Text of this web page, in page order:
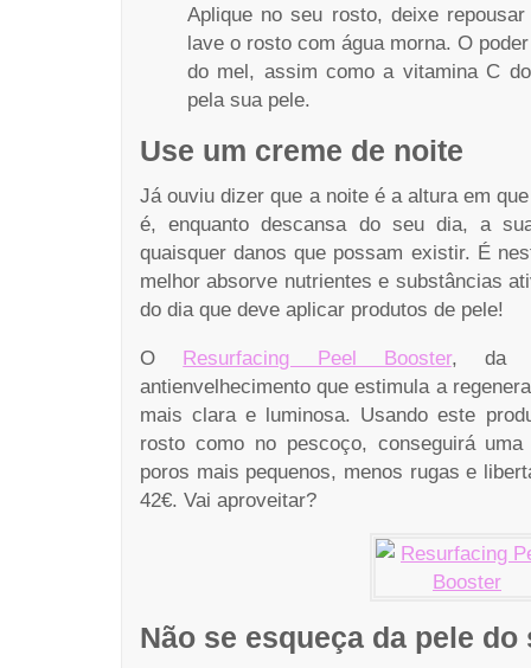
Aplique no seu rosto, deixe
lave o rosto com água morna. O
do mel, assim como a vitamina C
pela sua pele.
Use um creme de noite
Já ouviu dizer que a noite é a altura em
é, enquanto descansa do seu dia, a
quaisquer danos que possam existir. É
melhor absorve nutrientes e substâncias
do dia que deve aplicar produtos de pele!
O Resurfacing Peel Booster,
antienvelhecimento que estimula a
mais clara e luminosa. Usando este
rosto como no pescoço, conseguirá
poros mais pequenos, menos rugas e
42€. Vai aproveitar?
Não se esqueça da pele